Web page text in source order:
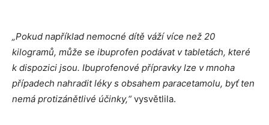
„Pokud například nemocné dítě váží více než 20
kilogramů, může se ibuprofen podávat v tabletách, které
k dispozici jsou. Ibuprofenové přípravky lze v mnoha
případech nahradit léky s obsahem paracetamolu, byť ten
nemá protizánětlivé účinky,“vysvětlila.